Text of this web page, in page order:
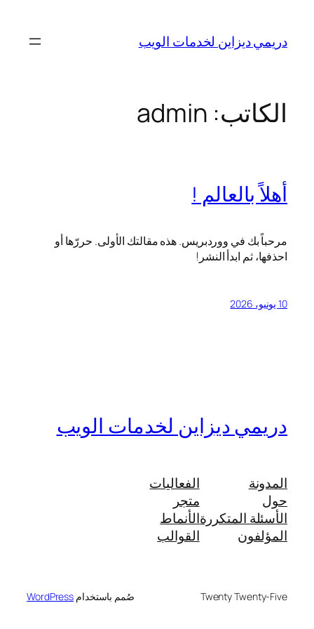
المحتوى
دريمي ديزاين لخدمات الويب
الكاتب: admin
أهلاً بالعالم !
مرحباً بك في ووردبريس. هذه مقالتك الأولى. حررّها أو
احذفها، ثم ابدأ النشر!
10 يونيو، 2026
دريمي ديزاين لخدمات الويب
المدونة
حول
الأسئلة المتكررة
المؤلفون
الفعاليات
متجر
الأنماط
القوالب
Twenty Twenty-Five صُمم باستخدام WordPress